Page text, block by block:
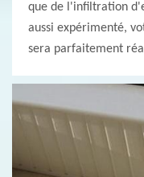
que de l'infiltration
aussi expérimenté,
sera parfaitement